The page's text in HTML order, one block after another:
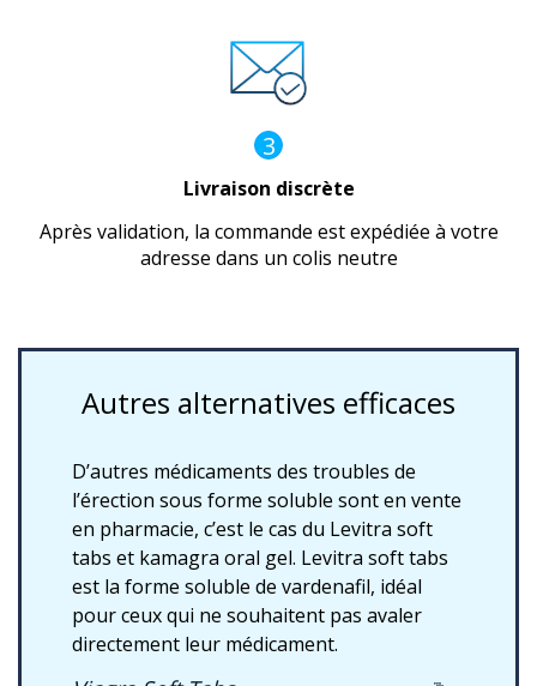
3
Livraison discrète
Après validation, la commande est expédiée à votre
adresse dans un colis neutre
Autres alternatives efficaces
D’autres médicaments des troubles de
l’érection sous forme soluble sont en vente
en pharmacie, c’est le cas du Levitra soft
tabs et kamagra oral gel. Levitra soft tabs
est la forme soluble de vardenafil, idéal
pour ceux qui ne souhaitent pas avaler
directement leur médicament.